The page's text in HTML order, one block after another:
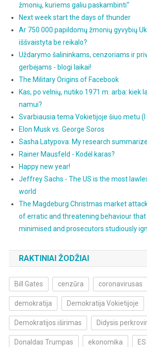
žmonių, kuriems galiu paskambinti“
Next week start the days of thunder
Ar 750 000 papildomų žmonių gyvybių
iššvaistyta be reikalo?
Uždarymo šalininkams, cenzoriams ir
gerbėjams - blogi laikai!
The Military Origins of Facebook
Kas, po velnių, nutiko 1971 m. arba: kiek
namui?
Svarbiausia tema Vokietijoje šiuo metu (I
Elon Musk vs. George Soros
Sasha Latypova: My research
Rainer Mausfeld - Kodėl karas?
Happy new year!
Jeffrey Sachs - The US is the most
world
The Magdeburg Christmas market
of erratic and threatening behaviour
minimised and prosecutors studiously
RAKTINIAI ŽODŽIAI
Bill Gates cenzūra coronavirusas
demokratija Demokratija Vokietijoje
Demokratijos iširimas Didysis
Donaldas Trumpas ekonomika ES